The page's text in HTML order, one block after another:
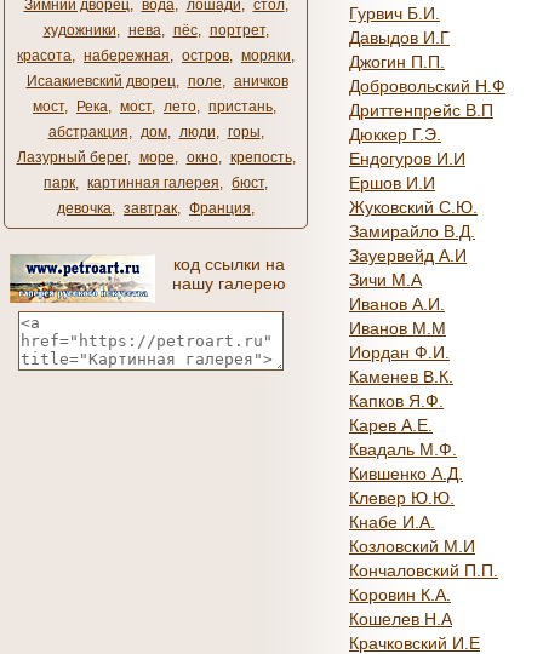
Зимний дворец, вода, лошади, стол,
художники, нева, пёс, портрет,
красота, набережная, остров, моряки,
Исаакиевский дворец, поле, аничков
мост, Река, мост, лето, пристань,
абстракция, дом, люди, горы,
Лазурный берег, море, окно, крепость,
парк, картинная галерея, бюст,
девочка, завтрак, Франция,
код ссылки на
нашу галерею
Гурвич Б.И.
Давыдов И.Г
Джогин П.П.
Добровольский Н.Ф
Дриттенпрейс В.П
Дюккер Г.Э.
Ендогуров И.И
Ершов И.И
Жуковский С.Ю.
Замирайло В.Д.
Зауервейд А.И
Зичи М.А
Иванов А.И.
Иванов М.М
Иордан Ф.И.
Каменев В.К.
Капков Я.Ф.
Карев А.Е.
Квадаль М.Ф.
Кившенко А.Д.
Клевер Ю.Ю.
Кнабе И.А.
Козловский М.И
Кончаловский П.П.
Коровин К.А.
Кошелев Н.А
Крачковский И.Е